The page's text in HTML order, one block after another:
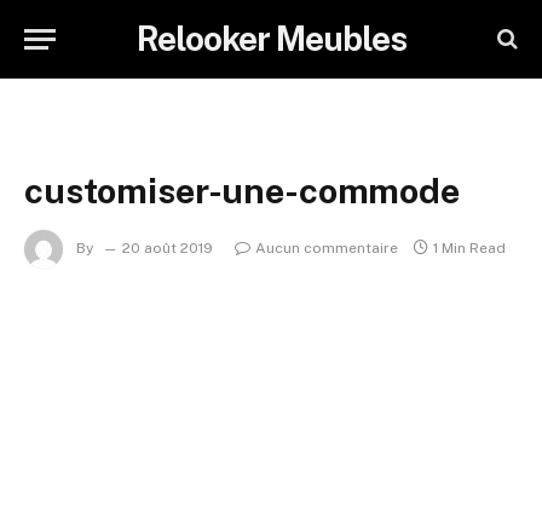
Relooker Meubles
customiser-une-commode
By 20 août 2019 Aucun commentaire 1 Min Read